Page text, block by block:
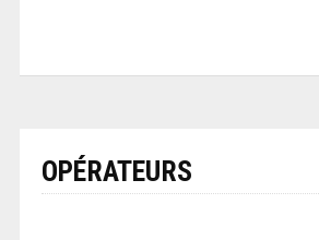
OPÉRATEURS